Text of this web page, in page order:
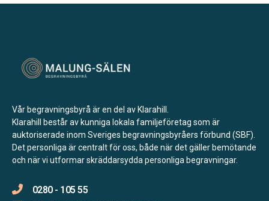
Vår begravningsbyrå är en del av Klarahill.
Klarahill består av kunniga lokala familjeföretag som är
auktoriserade inom Sveriges begravningsbyråers förbund (SBF).
Det personliga är centralt för oss, både när det gäller bemötande
och när vi utformar skräddarsydda personliga begravningar.
0280 - 105 55